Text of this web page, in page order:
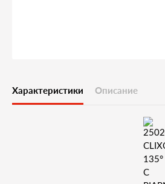
Характеристики Описание